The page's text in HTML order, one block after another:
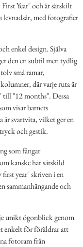
Year" och är särskilt
med fotografier
enkel design. Själva
den en subtil men tydlig
små ramar,
där varje ruta är
till "12 months". Dessa
visar barnets
är svartvita, vilket ger en
och gestik.
som fångar
kanske har särskild
year" skriven i en
sammanhängande och
unikt ögonblick genom
enkelt för föräldrar att
fotoram från